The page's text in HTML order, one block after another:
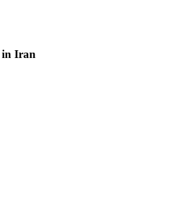
in Iran